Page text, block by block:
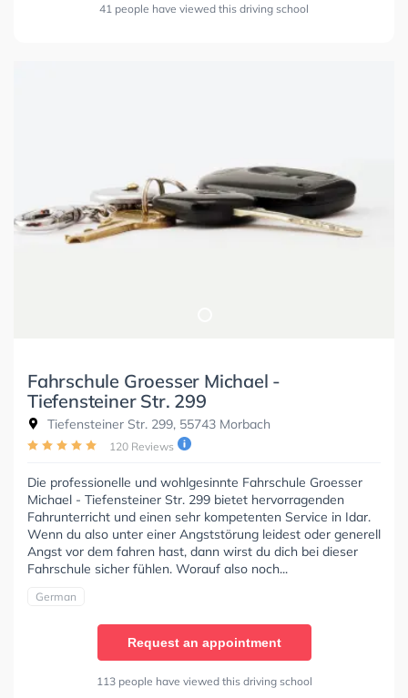
41 people have viewed this driving school
Fahrschule Groesser Michael -
Tiefensteiner Str. 299
Tiefensteiner Str. 299, 55743 Morbach
120 Reviews
Die professionelle und wohlgesinnte Fahrschule Groesser
Michael - Tiefensteiner Str. 299 bietet hervorragenden
Fahrunterricht und einen sehr kompetenten Service in Idar.
Wenn du also unter einer Angststörung leidest oder generell
Angst vor dem fahren hast, dann wirst du dich bei dieser
Fahrschule sicher fühlen. Worauf also noch...
German
Request an appointment
113 people have viewed this driving school